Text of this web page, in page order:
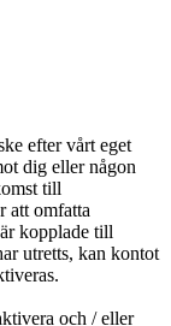
efter vårt eget
dig eller någon
till
att omfatta
kopplade till
utretts, kan kontot
och / eller